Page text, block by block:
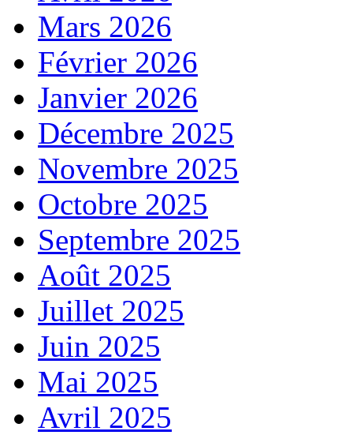
Mars 2026
Février 2026
Janvier 2026
Décembre 2025
Novembre 2025
Octobre 2025
Septembre 2025
Août 2025
Juillet 2025
Juin 2025
Mai 2025
Avril 2025